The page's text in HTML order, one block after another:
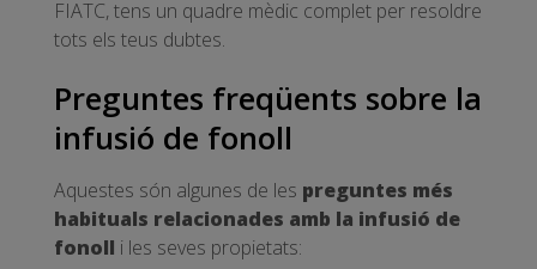
FIATC, tens un quadre mèdic complet per resoldre
tots els teus dubtes.
Preguntes freqüents sobre la
infusió de fonoll
Aquestes són algunes de les preguntes més
habituals relacionades amb la infusió de
fonoll i les seves propietats: